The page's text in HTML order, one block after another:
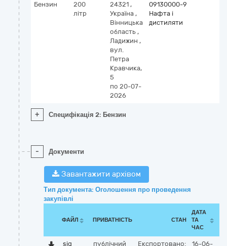
Бензин
200
літр
24321 ,
Україна ,
Вінницька
область ,
Ладижин ,
вул.
Петра
Кравчика,
5
по 20-07-
2026
09130000-9
Нафта і
дистиляти
+ Специфікація 2: Бензин
- Документи
Завантажити архівом
Тип документа: Оголошення про проведення
закупівлі
ФАЙЛ ПРИВАТНІСТЬ СТАН
ДАТА
ТА
ЧАС
sig публічний Експортовано: 16-06-